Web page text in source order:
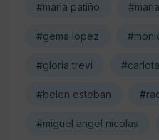
#maria patiño
#gema lopez
#gloria trevi
#belen esteban
#miguel angel nicolas